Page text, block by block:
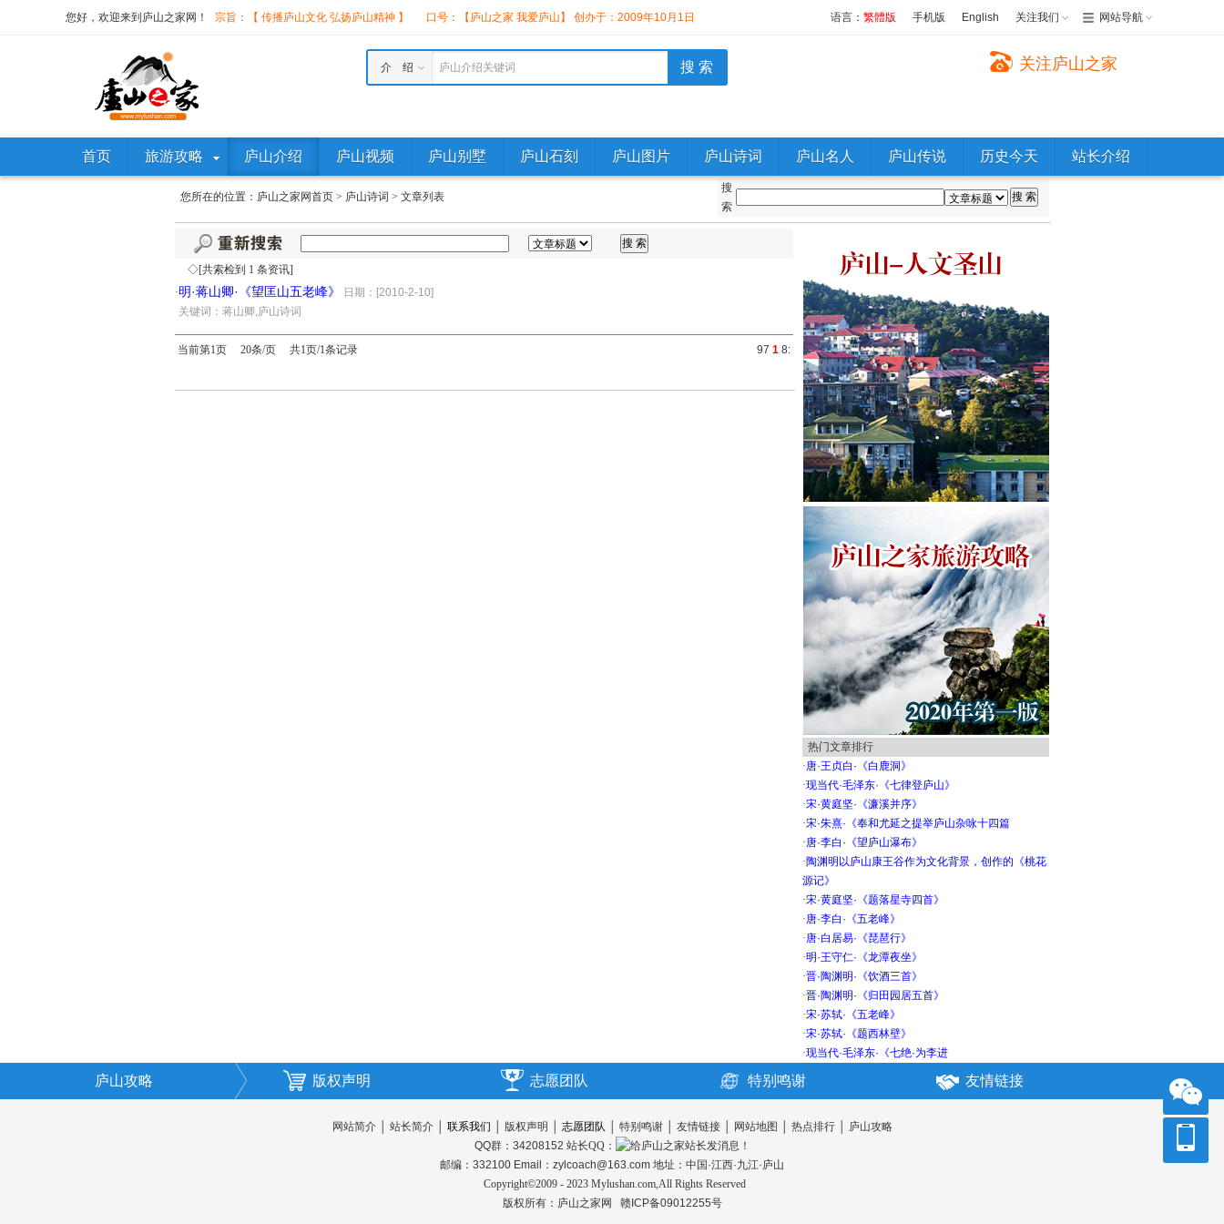
您好，欢迎来到庐山之家网！ 宗旨：【 传播庐山文化 弘扬庐山精神 】 口号：【庐山之家 我爱庐山】 创办于：2009年10月1日 语言： 繁體版 手机版 English 关注我们 网站导航
庐山介绍关键词
介 绍 关注庐山之家
首页 旅游攻略 庐山介绍 庐山视频 庐山别墅 庐山石刻 庐山图片 庐山诗词 庐山名人 庐山传说 历史今天 站长介绍
您所在的位置： 庐山之家网首页 > 庐山诗词 > 文章列表
搜
索
◇[共索检到 1 条资讯]
·明·蒋山卿·《望匡山五老峰》
日期：[2010-2-10]
关键词：蒋山卿,庐山诗词
当前第1页 20条/页 共1页/1条记录 97 1 8:
热门文章排行
·唐·王贞白·《白鹿洞》
·现当代·毛泽东·《七律登庐山》
·宋·黄庭坚·《濂溪并序》
·宋·朱熹·《奉和尤延之提举庐山杂咏十四篇
·唐·李白·《望庐山瀑布》
·陶渊明以庐山康王谷作为文化背景，创作的《桃花
源记》
·宋·黄庭坚·《题落星寺四首》
·唐·李白·《五老峰》
·唐·白居易·《琵琶行》
·明·王守仁·《龙潭夜坐》
·晋·陶渊明·《饮酒三首》
·晋·陶渊明·《归田园居五首》
·宋·苏轼·《五老峰》
·宋·苏轼·《题西林壁》
·现当代·毛泽东·《七绝·为李进
庐山攻略 版权声明 志愿团队 特别鸣谢 友情链接
网站简介│ 站长简介│ 联系我们 版权声明 志愿团队 特别鸣谢│ 友情链接│ 网站地图 热点排行│
庐山攻略
QQ群：34208152 站长QQ：
邮编：332100 Email：zylcoach@163.com 地址：中国·江西·九江·庐山
Copyright©2009 - 2023 Mylushan.com,All Rights Reserved
版权所有： 庐山之家网 赣ICP备09012255号